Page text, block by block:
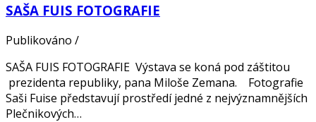
SAŠA FUIS FOTOGRAFIE
Publikováno /
SAŠA FUIS FOTOGRAFIE Výstava se koná pod záštitou
prezidenta republiky, pana Miloše Zemana. Fotografie
Saši Fuise představují prostředí jedné z nejvýznamnějších
Plečnikových…